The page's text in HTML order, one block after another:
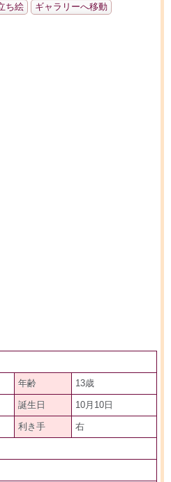
ち絵 ギャラリーへ移動
年齢 13歳
誕生日 10月10日
利き手 右